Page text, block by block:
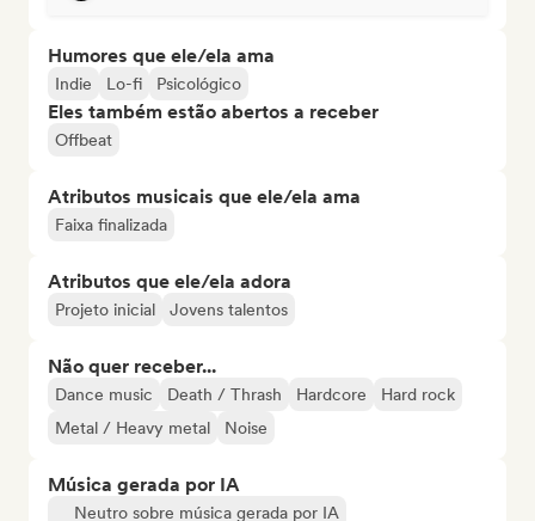
Humores que ele/ela ama
Indie Lo-fi Psicológico
Eles também estão abertos a receber
Offbeat
Atributos musicais que ele/ela ama
Faixa finalizada
Atributos que ele/ela adora
Projeto inicial Jovens talentos
Não quer receber...
Dance music Death / Thrash Hardcore
Hard rock
Metal / Heavy metal
Noise
Música gerada por IA
Neutro sobre música gerada por IA